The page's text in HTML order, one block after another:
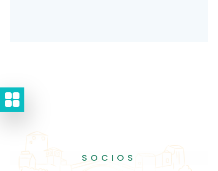
SOCIOS